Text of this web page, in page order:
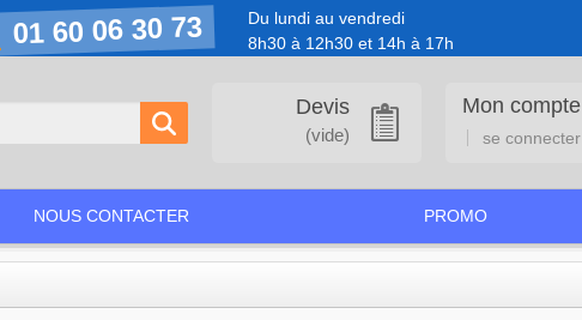
01 60 06 30 73
Du lundi au vendredi
8h30 à 12h30 et 14h à 17h
Mon compte
se connecter
Devis
(vide)
NOUS CONTACTER PROMO